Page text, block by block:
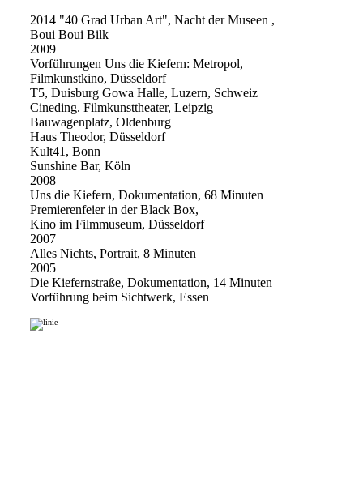
2014 "40 Grad Urban Art", Nacht der Museen ,
Boui Boui Bilk
2009
Vorführungen Uns die Kiefern: Metropol,
Filmkunstkino, Düsseldorf
T5, Duisburg Gowa Halle, Luzern, Schweiz
Cineding. Filmkunsttheater, Leipzig
Bauwagenplatz, Oldenburg
Haus Theodor, Düsseldorf
Kult41, Bonn
Sunshine Bar, Köln
2008
Uns die Kiefern, Dokumentation, 68 Minuten
Premierenfeier in der Black Box,
Kino im Filmmuseum, Düsseldorf
2007
Alles Nichts, Portrait, 8 Minuten
2005
Die Kiefernstraße, Dokumentation, 14 Minuten
Vorführung beim Sichtwerk, Essen